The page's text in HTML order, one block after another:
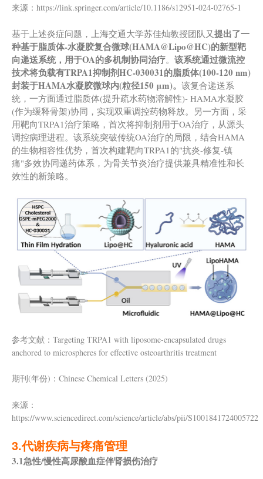
来源：https://link.springer.com/article/10.1186/s12951-024-02765-1
基于上述炎症问题，上海交通大学苏佳灿教授团队又提出了一
种基于脂质体-水凝胶复合微球(HAMA@Lipo@HC)的新型靶
向递送系统，用于OA的多机制协同治疗。 该系统通过微流控
技术将负载有TRPA1抑制剂HC-030031的脂质体(100-120 nm)
封装于HAMA水凝胶微球内(粒径150 μm)。 该复合递送系
统，一方面通过脂质体(提升疏水药物溶解性)- HAMA水凝胶
(作为缓释骨架)协同，实现双重调控药物释放。另一方面，采
用靶向TRPA1治疗策略，首次将抑制剂用于OA治疗，从源头
调控病理进程。该系统突破传统OA治疗的局限，结合HAMA
的生物相容性优势，首次构建靶向TRPA1的"抗炎-修复-镇
痛"多效协同递药体系，为骨关节炎治疗提供兼具精准性和长
效性的新策略。
参考文献：Targeting TRPA1 with liposome-encapsulated drugs
anchored to microspheres for effective osteoarthritis treatment
期刊(年份)：Chinese Chemical Letters (2025)
来源：
https://www.sciencedirect.com/science/article/abs/pii/S1001841724005722
3.代谢疾病与疼痛管理
3.1急性/慢性高尿酸血症伴肾损伤治疗